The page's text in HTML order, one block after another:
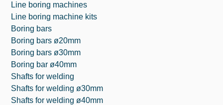
Line boring machines
Line boring machine kits
Boring bars
Boring bars ø20mm
Boring bars ø30mm
Boring bar ø40mm
Shafts for welding
Shafts for welding ø30mm
Shafts for welding ø40mm